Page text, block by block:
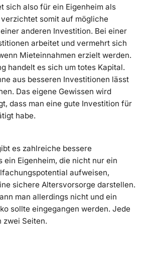
sich also für ein Eigenheim als
somit auf mögliche
anderen Investition. Bei einer
arbeitet und vermehrt sich
Mieteinnahmen erzielt werden.
handelt es sich um totes Kapital.
aus besseren Investitionen lässt
Das eigene Gewissen wird
dass man eine gute Investition für
habe.
es zahlreiche bessere
ein Eigenheim, die nicht nur ein
aufweisen,
sichere Altersvorsorge darstellen.
man allerdings nicht und ein
sollte eingegangen werden. Jede
zwei Seiten.